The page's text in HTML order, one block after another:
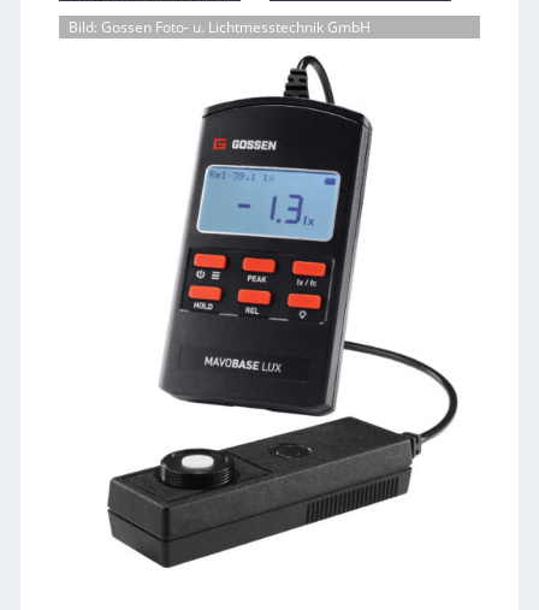
Bild: Gossen Foto- u. Lichtmesstechnik GmbH